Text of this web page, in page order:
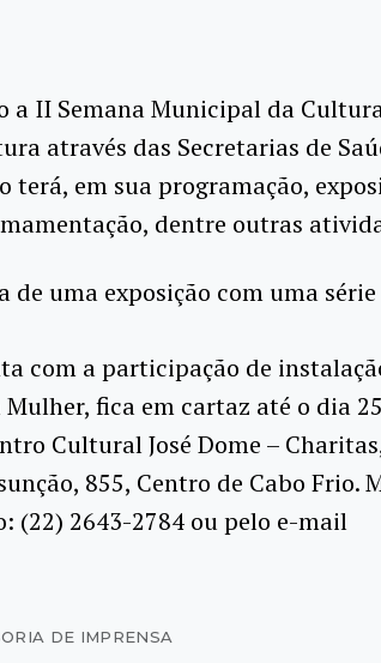
a II Semana Municipal da
através das Secretarias de
terá, em sua programação,
dentre outras
uma exposição com uma
com a participação de
fica em cartaz até o dia
Cultural José Dome –
855, Centro de Cabo Frio.
(22) 2643-2784 ou pelo e-mail
DE IMPRENSA